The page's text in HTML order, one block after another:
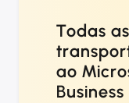
Todas
ao